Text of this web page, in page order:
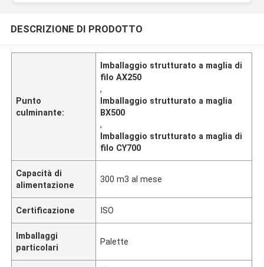
DESCRIZIONE DI PRODOTTO
Punto
culminante:
Imballaggio strutturato a maglia di
filo AX250
,
Imballaggio strutturato a maglia
BX500
,
Imballaggio strutturato a maglia di
filo CY700
Capacità di
alimentazione
300 m3 al mese
Certificazione ISO
Imballaggi
particolari
Palette